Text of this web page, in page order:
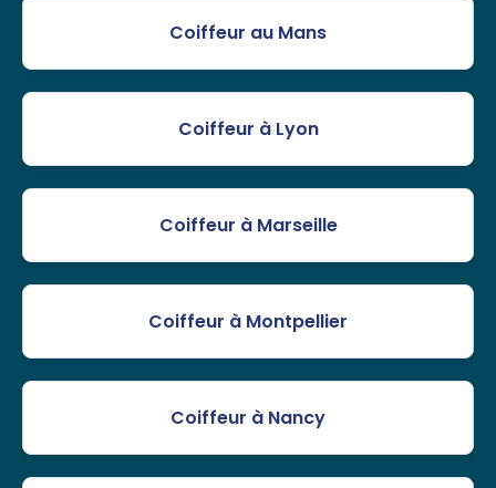
Coiffeur au Mans
Coiffeur à Lyon
Coiffeur à Marseille
Coiffeur à Montpellier
Coiffeur à Nancy